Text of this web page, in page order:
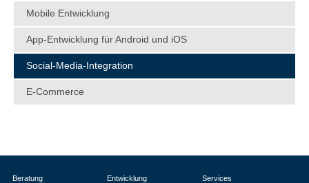
Mobile Entwicklung
App-Entwicklung für Android und iOS
Social-Media-Integration
E-Commerce
Beratung Entwicklung Services